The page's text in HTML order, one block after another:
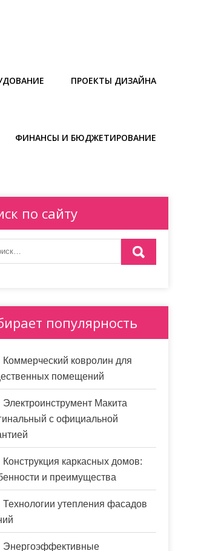
ПРОЕКТЫ ДИЗАЙНА
ФИНАНСЫ И БЮДЖЕТИРОВАНИЕ
по сайту
популярность
Коммерческий ковролин для
помещений
Электроинструмент Макита
с официальной
Конструкция каркасных домов:
и преимущества
Технологии утепления фасадов
Энергоэффективные